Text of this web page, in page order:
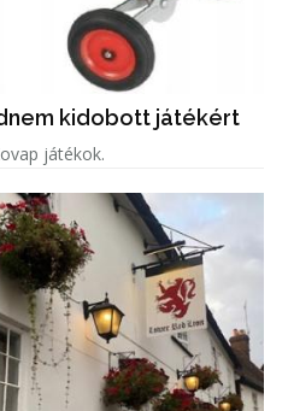
kidobott játékért
játékok.